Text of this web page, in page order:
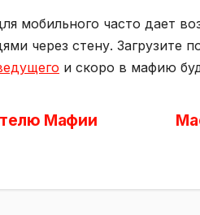
мобильного часто дает
через стену. Загрузите
и скоро в мафию
Мафии